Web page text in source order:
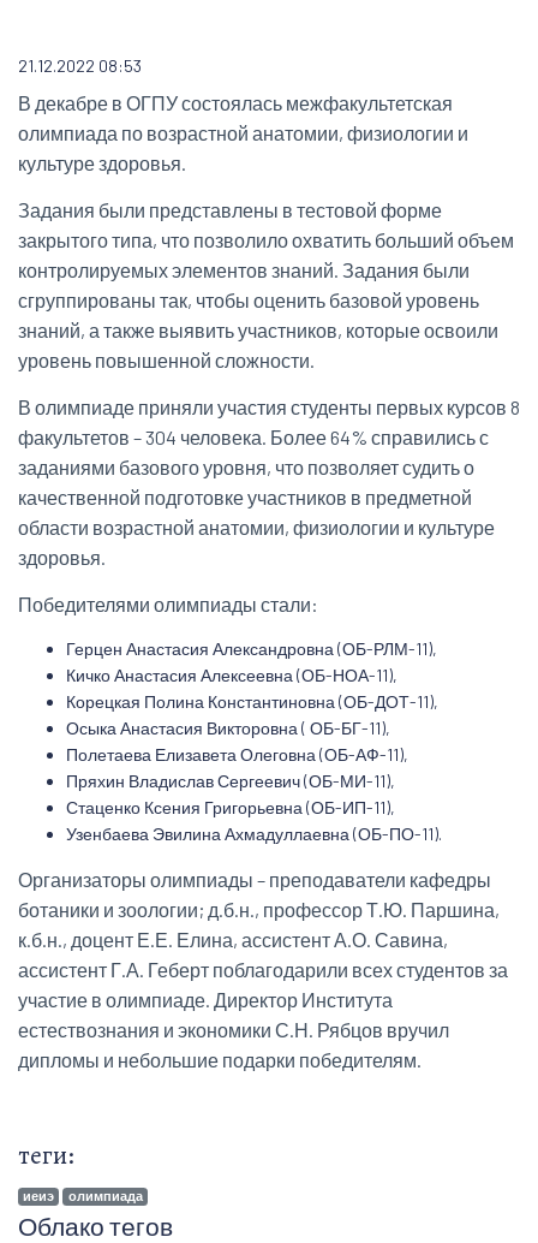
21.12.2022 08:53
В декабре в ОГПУ состоялась межфакультетская
олимпиада по возрастной анатомии, физиологии и
культуре здоровья.
Задания были представлены в тестовой форме
закрытого типа, что позволило охватить больший объем
контролируемых элементов знаний. Задания были
сгруппированы так, чтобы оценить базовой уровень
знаний, а также выявить участников, которые освоили
уровень повышенной сложности.
В олимпиаде приняли участия студенты первых курсов 8
факультетов – 304 человека. Более 64% справились с
заданиями базового уровня, что позволяет судить о
качественной подготовке участников в предметной
области возрастной анатомии, физиологии и культуре
здоровья.
Победителями олимпиады стали:
Герцен Анастасия Александровна (ОБ-РЛМ-11),
Кичко Анастасия Алексеевна (ОБ-НОА-11),
Корецкая Полина Константиновна (ОБ-ДОТ-11),
Осыка Анастасия Викторовна ( ОБ-БГ-11),
Полетаева Елизавета Олеговна (ОБ-АФ-11),
Пряхин Владислав Сергеевич (ОБ-МИ-11),
Стаценко Ксения Григорьевна (ОБ-ИП-11),
Узенбаева Эвилина Ахмадуллаевна (ОБ-ПО-11).
Организаторы олимпиады – преподаватели кафедры
ботаники и зоологии; д.б.н., профессор Т.Ю. Паршина,
к.б.н., доцент Е.Е. Елина, ассистент А.О. Савина,
ассистент Г.А. Геберт поблагодарили всех студентов за
участие в олимпиаде. Директор Института
естествознания и экономики С.Н. Рябцов вручил
дипломы и небольшие подарки победителям.
теги:
иеиэ олимпиада
Облако тегов